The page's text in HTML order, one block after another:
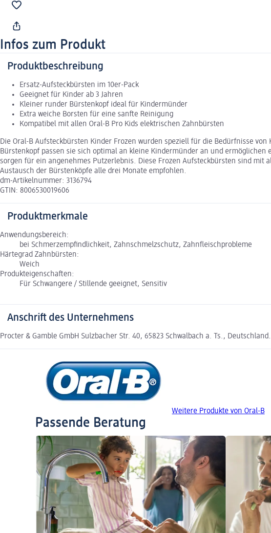
Infos zum Produkt
Produktbeschreibung
Ersatz-Aufsteckbürsten im 10er-Pack
Geeignet für Kinder ab 3 Jahren
Kleiner runder Bürstenkopf ideal für Kindermünder
Extra weiche Borsten für eine sanfte Reinigung
Kompatibel mit allen Oral-B Pro Kids elektrischen Zahnbürsten
Die Oral-B Aufsteckbürsten Kinder Frozen wurden speziell für die Bedürfnisse
Bürstenkopf passen sie sich optimal an kleine Kindermünder an und
sorgen für ein angenehmes Putzerlebnis. Diese Frozen Aufsteckbürsten sind mit
Austausch der Bürstenköpfe alle drei Monate empfohlen.
dm-Artikelnummer: 3136794
GTIN: 8006530019606
Produktmerkmale
Anwendungsbereich:
bei Schmerzempfindlichkeit, Zahnschmelzschutz, Zahnfleischprobleme
Härtegrad Zahnbürsten:
Weich
Produkteigenschaften:
Für Schwangere / Stillende geeignet, Sensitiv
Anschrift des Unternehmens
Procter & Gamble GmbH Sulzbacher Str. 40, 65823 Schwalbach a. Ts.,
Weitere Produkte von Oral-B
Passende Beratung